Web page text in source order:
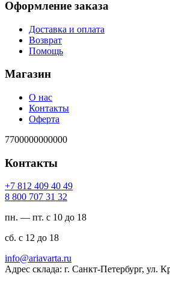
Оформление заказа
Доставка и оплата
Возврат
Помощь
Магазин
О нас
Контакты
Оферта
7700000000000
Контакты
94 04 904 218 7+
23 13 707 008 8
пн. — пт. с 10 до 18
сб. с 12 до 18
ur.atravaira@ofni
Адрес склада: г. Санкт-Петербург, ул.